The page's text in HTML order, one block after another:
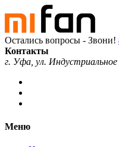
Остались вопросы - Звони!
Контакты
г. Уфа, ул.
Меню